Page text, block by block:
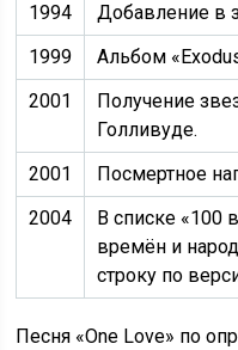
1994
Добавление в
1999
Альбом
2001
Получение
Голливуде.
2001
Посмертное
2004
В списке «100
времён и
строку по
Песня «One Love» по